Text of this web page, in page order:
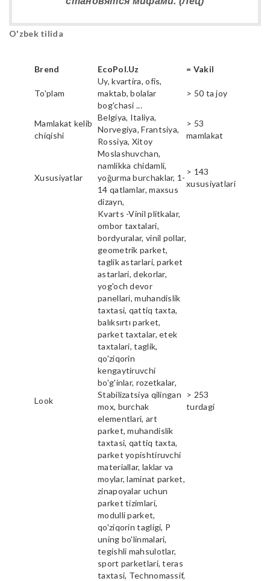
O'zbek tilida
Brend EcoPol.Uz = Vakil
To'plam
Uy, kvartira, ofis,
maktab, bolalar
bog'chasi ...
> 50 ta joy
Mamlakat kelib
chiqishi
Belgiya, Italiya,
Norvegiya, Frantsiya,
Rossiya, Xitoy
> 53
mamlakat
Xususiyatlar
Moslashuvchan,
namlikka chidamli,
yoğurma burchaklar, 1-
14 qatlamlar, maxsus
dizayn,
> 143
xususiyatlari
Look
Kvarts -Vinil plitkalar,
ombor taxtalari,
bordyuralar, vinil pollar,
geometrik parket,
taglik astarlari, parket
astarlari, dekorlar,
yog'och devor
panellari, muhandislik
taxtasi, qattiq taxta,
balıksırtı parket,
parket taxtalar, etek
taxtalari, taglik,
qo'ziqorin
kengaytiruvchi
bo'g'inlar, rozetkalar,
Stabilizatsiya qilingan
mox, burchak
elementlari, art
parket, muhandislik
taxtasi, qattiq taxta,
parket yopishtiruvchi
materiallar, laklar va
moylar, laminat parket,
zinapoyalar uchun
parket tizimlari,
modulli parket,
qo'ziqorin tagligi, P
uning bo'linmalari,
tegishli mahsulotlar,
sport parketlari, teras
taxtasi, Technomassif,
> 253
turdagi